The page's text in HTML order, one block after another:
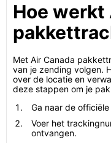
Hoe werkt
Met Air Canada
van je zending volgen.
over de locatie en
deze stappen om je
Ga naar de
Voer het
ontvangen.